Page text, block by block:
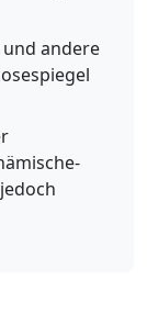
andere